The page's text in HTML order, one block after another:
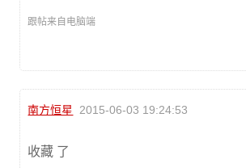
跟帖来自电脑端
南方恒星 2015-06-03 19:24:53
收藏 了